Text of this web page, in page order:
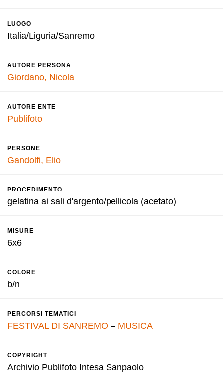
LUOGO
Italia/Liguria/Sanremo
AUTORE PERSONA
Giordano, Nicola
AUTORE ENTE
Publifoto
PERSONE
Gandolfi, Elio
PROCEDIMENTO
gelatina ai sali d'argento/pellicola (acetato)
MISURE
6x6
COLORE
b/n
PERCORSI TEMATICI
FESTIVAL DI SANREMO – MUSICA
COPYRIGHT
Archivio Publifoto Intesa Sanpaolo